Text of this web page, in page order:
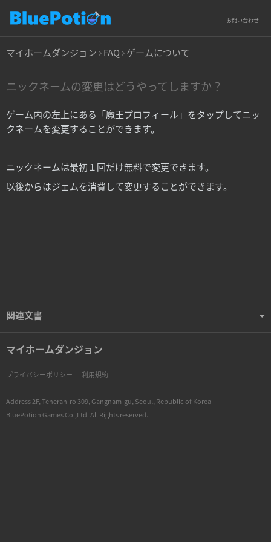
お問い合わせ
マイホームダンジョン FAQ ゲームについて
ニックネームの変更はどうやってしますか？
ゲーム内の左上にある「魔王プロフィール」をタップしてニッ
クネームを変更することができます。
ニックネームは最初１回だけ無料で変更できます。
以後からはジェムを消費して変更することができます。
関連文書
マイホームダンジョン
プライバシーポリシー | 利用規約
Address 2F, Teheran-ro 309, Gangnam-gu, Seoul, Republic of Korea
BluePotion Games Co.,Ltd. All Rights reserved.